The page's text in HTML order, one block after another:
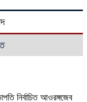
নির্বাচিত আওরঙ্গজেব